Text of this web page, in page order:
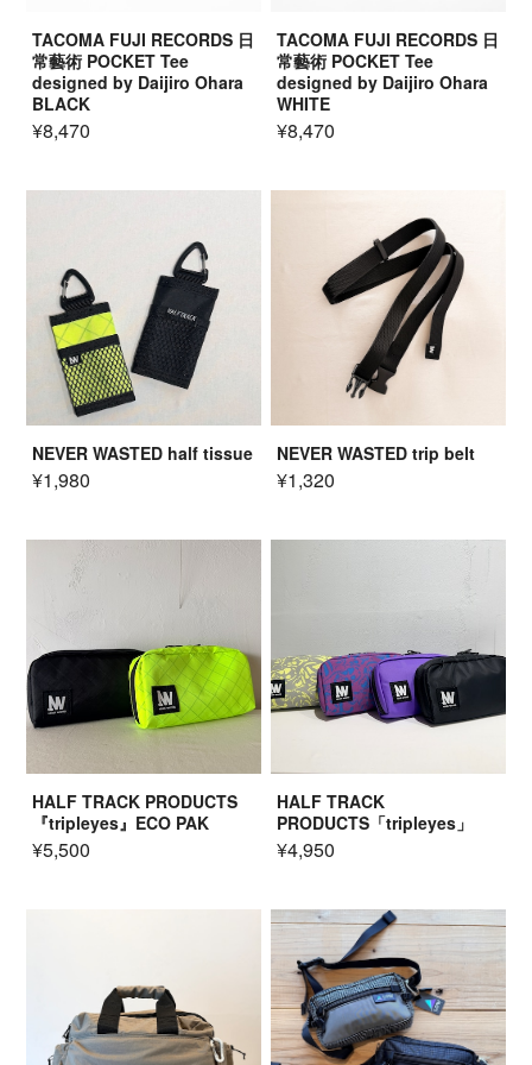
TACOMA FUJI RECORDS 日
常藝術 POCKET Tee
designed by Daijiro Ohara
BLACK
¥8,470
TACOMA FUJI RECORDS 日
常藝術 POCKET Tee
designed by Daijiro Ohara
WHITE
¥8,470
NEVER WASTED half tissue
¥1,980
NEVER WASTED trip belt
¥1,320
HALF TRACK PRODUCTS
『tripleyes』ECO PAK
¥5,500
HALF TRACK
PRODUCTS「tripleyes」
¥4,950